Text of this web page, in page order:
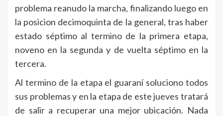
problema reanudo la marcha, finalizando luego en
la posicion decimoquinta de la general, tras haber
estado séptimo al termino de la primera etapa,
noveno en la segunda y de vuelta séptimo en la
tercera.
Al termino de la etapa el guaraní soluciono todos
sus problemas y en la etapa de este jueves tratará
de salir a recuperar una mejor ubicación. Nada